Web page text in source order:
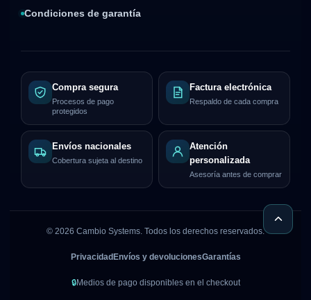
Condiciones de garantía
Compra segura
Procesos de pago
protegidos
Factura electrónica
Respaldo de cada compra
Envíos nacionales
Cobertura sujeta al destino
Atención
personalizada
Asesoría antes de comprar
© 2026 Cambio Systems. Todos los derechos reservados.
Privacidad Envíos y devolucionesGarantías
🔒Medios de pago disponibles en el checkout